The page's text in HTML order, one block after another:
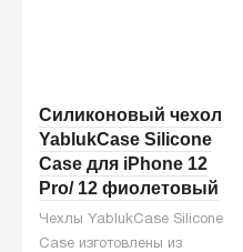
Силиконовый чехол
YablukCase Silicone
Case для iPhone 12
Pro/ 12 фиолетовый
Чехлы YablukCase Silicone
Case изготовлены из